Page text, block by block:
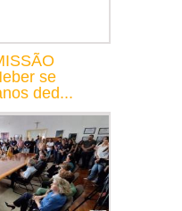
se
ded...